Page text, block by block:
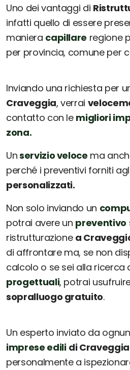
Uno dei vantaggi di
infatti quello di essere
maniera capillare regione
per provincia, comune per
Inviando una richiesta per
Craveggia, verrai
contatto con le migliori
zona.
Unservizio veloce ma
perché i preventivi forniti
personalizzati.
Non solo inviando un
potrai avere un preventivo
ristrutturazione a
di affrontare ma, se non
calcolo o se sei alla ricerca
progettuali, potrai
sopralluogo gratuito.
Un esperto inviato da
imprese edili di Craveggia
personalmente a